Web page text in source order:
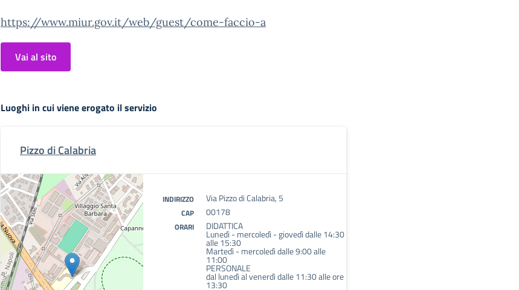
https://www.miur.gov.it/web/guest/come-faccio-a
Vai al sito
Luoghi in cui viene erogato il servizio
Pizzo di Calabria
INDIRIZZO Via Pizzo di Calabria, 5
CAP 00178
ORARI DIDATTICA
Lunedì - mercoledì - giovedì dalle 14:30
alle 15:30
Martedì - mercoledì dalle 9:00 alle
11:00
PERSONALE
dal lunedì al venerdì dalle 11:30 alle ore
13:30